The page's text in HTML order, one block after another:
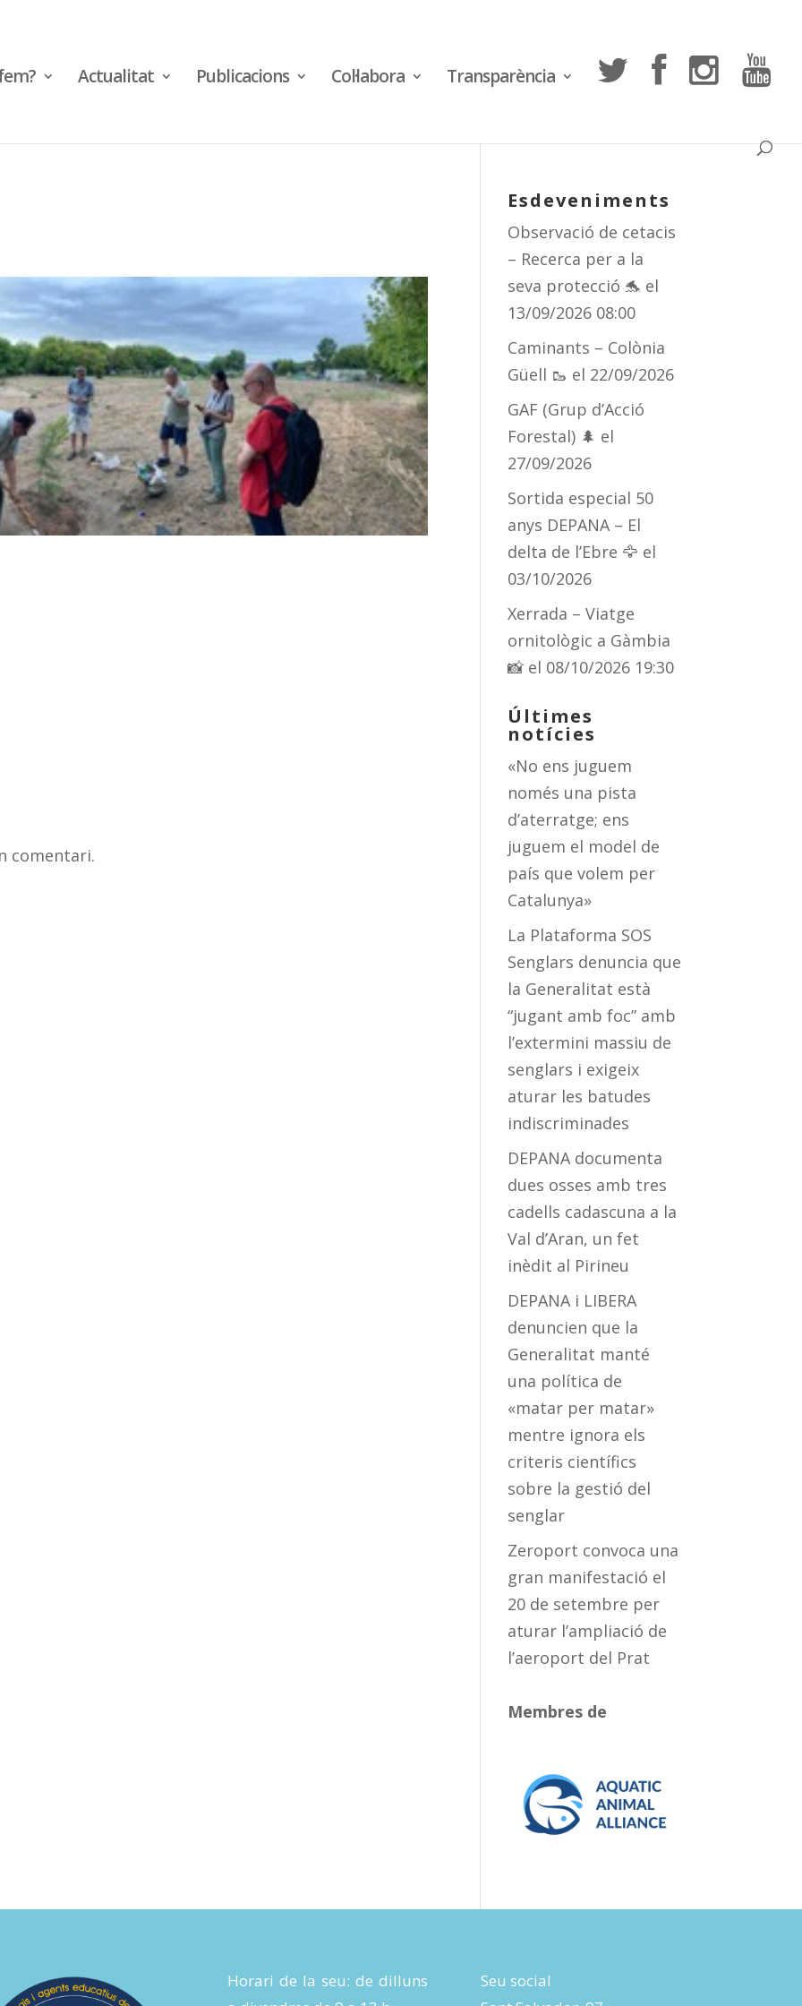
Actualitat Publicacions Col·labora Transparència
comentari.
Esdeveniments
Observació de cetacis
– Recerca per a la
seva protecció 🐬 el
13/09/2026 08:00
Caminants – Colònia
Güell 🥾 el 22/09/2026
GAF (Grup d’Acció
Forestal) 🌲 el
27/09/2026
Sortida especial 50
anys DEPANA – El
delta de l’Ebre 🦅 el
03/10/2026
Xerrada – Viatge
ornitològic a Gàmbia
📸 el 08/10/2026 19:30
Últimes
notícies
«No ens juguem
només una pista
d’aterratge; ens
juguem el model de
país que volem per
Catalunya»
La Plataforma SOS
Senglars denuncia que
la Generalitat està
“jugant amb foc” amb
l’extermini massiu de
senglars i exigeix
aturar les batudes
indiscriminades
DEPANA documenta
dues osses amb tres
cadells cadascuna a la
Val d’Aran, un fet
inèdit al Pirineu
DEPANA i LIBERA
denuncien que la
Generalitat manté
una política de
«matar per matar»
mentre ignora els
criteris científics
sobre la gestió del
senglar
Zeroport convoca una
gran manifestació el
20 de setembre per
aturar l’ampliació de
l’aeroport del Prat
Membres de
Horari de la seu: de dilluns
Seu social